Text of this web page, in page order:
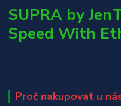
SUPRA by
Speed With
Proč nakupovat u